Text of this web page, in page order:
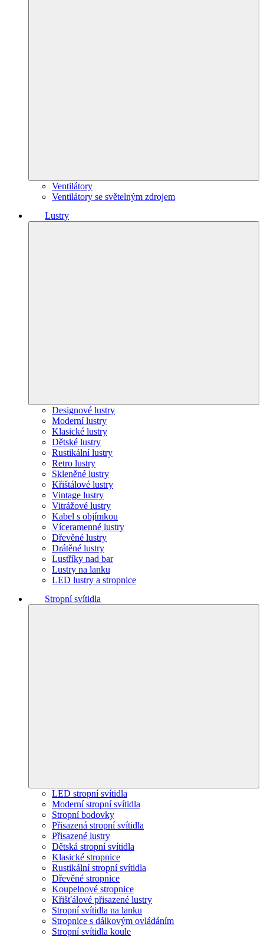
Ventilátory
Ventilátory se světelným zdrojem
Lustry
Designové lustry
Moderní lustry
Klasické lustry
Dětské lustry
Rustikální lustry
Retro lustry
Skleněné lustry
Křištálové lustry
Vintage lustry
Vitrážové lustry
Kabel s objímkou
Víceramenné lustry
Dřevěné lustry
Drátěné lustry
Lustříky nad bar
Lustry na lanku
LED lustry a stropnice
Stropní svítidla
LED stropní svítidla
Moderní stropní svítidla
Stropní bodovky
Přisazená stropní svítidla
Přisazené lustry
Dětská stropní svítidla
Klasické stropnice
Rustikální stropní svítidla
Dřevěné stropnice
Koupelnové stropnice
Křišťálové přisazené lustry
Stropní svítidla na lanku
Stropnice s dálkovým ovládáním
Stropní svítidla koule